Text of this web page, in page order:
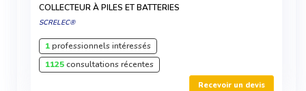
COLLECTEUR À PILES ET BATTERIES
SCRELEC®
1professionnels intéressés
1125consultations récentes
Recevoir un devis